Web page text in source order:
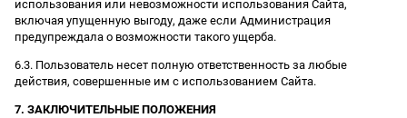
использования или невозможности использования Сайта,
включая упущенную выгоду, даже если Администрация
предупреждала о возможности такого ущерба.
6.3. Пользователь несет полную ответственность за любые
действия, совершенные им с использованием Сайта.
7. ЗАКЛЮЧИТЕЛЬНЫЕ ПОЛОЖЕНИЯ